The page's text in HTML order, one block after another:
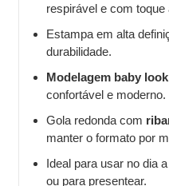
respirável e com toque
Estampa em alta
durabilidade.
Modelagem baby
confortável e moderno.
Gola redonda com
manter o formato por
Ideal para usar no dia
ou para presentear.